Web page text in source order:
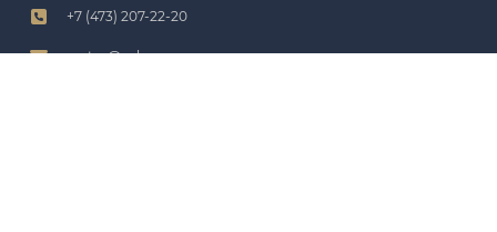
+7 (473) 207-22-20
rector@cchgeu.ru